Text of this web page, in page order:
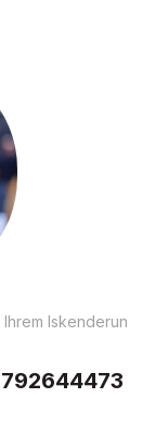
Iskenderun